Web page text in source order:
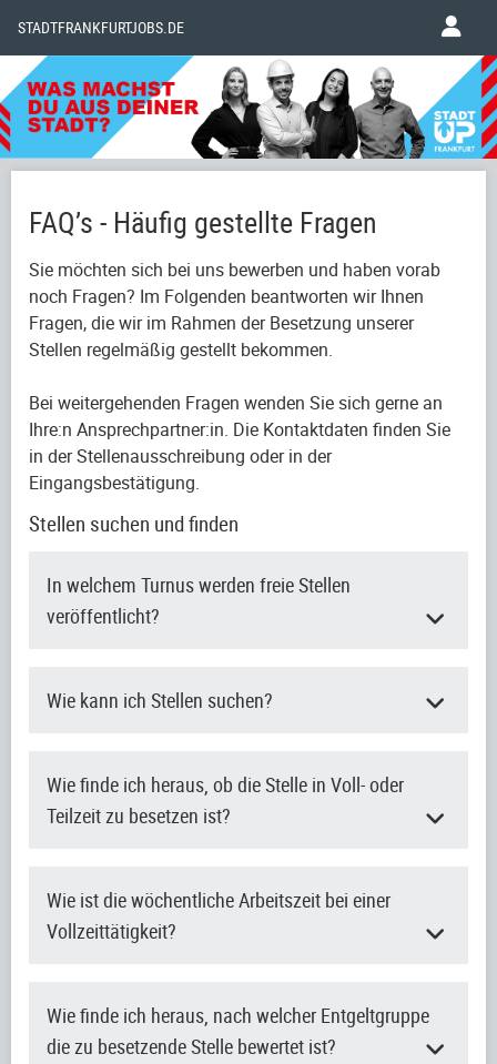
STADTFRANKFURTJOBS.DE
FAQ’s - Häufig gestellte Fragen
Sie möchten sich bei uns bewerben und haben vorab
noch Fragen? Im Folgenden beantworten wir Ihnen
Fragen, die wir im Rahmen der Besetzung unserer
Stellen regelmäßig gestellt bekommen.
Bei weitergehenden Fragen wenden Sie sich gerne an
Ihre:n Ansprechpartner:in. Die Kontaktdaten finden Sie
in der Stellenausschreibung oder in der
Eingangsbestätigung.
Stellen suchen und finden
In welchem Turnus werden freie Stellen
veröffentlicht?
Wie kann ich Stellen suchen?
Wie finde ich heraus, ob die Stelle in Voll- oder
Teilzeit zu besetzen ist?
Wie ist die wöchentliche Arbeitszeit bei einer
Vollzeittätigkeit?
Wie finde ich heraus, nach welcher Entgeltgruppe
die zu besetzende Stelle bewertet ist?